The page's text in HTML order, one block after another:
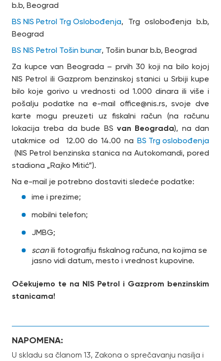
b.b, Beograd
BS NIS Petrol Trg Oslobođenja, Trg oslobođenja b.b,
Beograd
BS NIS Petrol Tošin bunar, Tošin bunar b.b, Beograd
Za kupce van Beograda – prvih 30 koji na bilo kojoj
NIS Petrol ili Gazprom benzinskoj stanici u Srbiji kupe
bilo koje gorivo u vrednosti od 1.000 dinara ili više i
pošalju podatke na e-mail office@nis.rs, svoje dve
karte mogu preuzeti uz fiskalni račun (na računu
lokacija treba da bude BS van Beograda), na dan
utakmice od 12.00 do 14.00 na BS Trg oslobođenja
(NIS Petrol benzinska stanica na Autokomandi, pored
stadiona „Rajko Mitić”).
Na e-mail je potrebno dostaviti sledeće podatke:
ime i prezime;
mobilni telefon;
JMBG;
scanili fotografiju fiskalnog računa, na kojima se
jasno vidi datum, mesto i vrednost kupovine.
Očekujemo te na NIS Petrol i Gazprom benzinskim
stanicama!
NAPOMENA:
U skladu sa članom 13, Zakona o sprečavanju nasilja i